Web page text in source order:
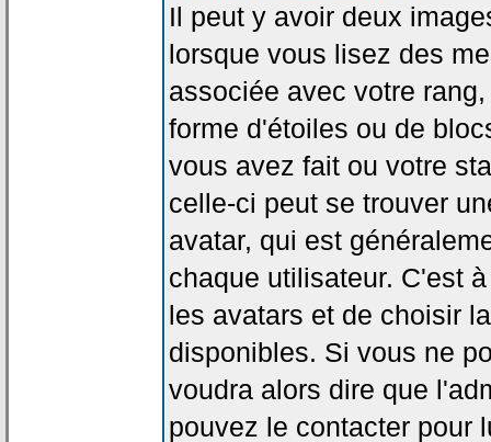
Il peut y avoir deux
lorsque vous lisez des
associée avec votre
forme d'étoiles ou de
vous avez fait ou votre
celle-ci peut se trouver
avatar, qui est
chaque utilisateur. C'est
les avatars et de choisir
disponibles. Si vous ne
voudra alors dire que
pouvez le contacter pour